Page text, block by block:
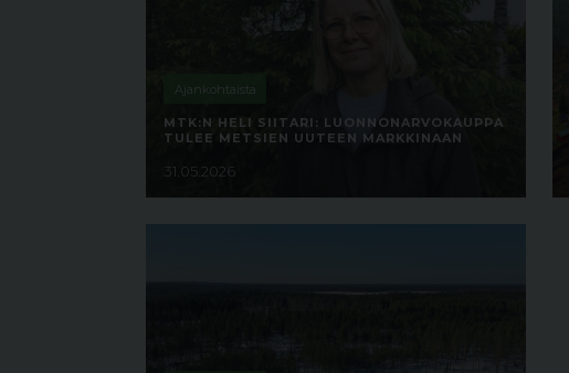
Ajankohtaista
MTK:N HELI SIITARI: LUONNONARVOKAUPPA
TULEE METSIEN UUTEEN MARKKINAAN
31.05.2026